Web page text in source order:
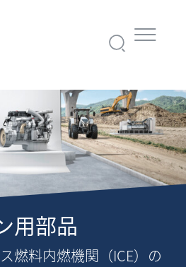
用部品
燃料内燃機関（ICE）の